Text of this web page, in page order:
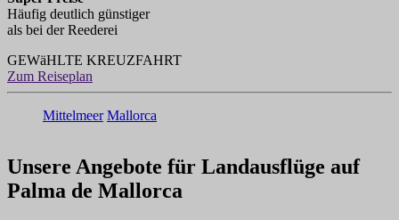
Häufig deutlich günstiger
als bei der Reederei
GEWäHLTE KREUZFAHRT
Zum Reiseplan
Mittelmeer Mallorca
Unsere Angebote für Landausflüge auf
Palma de Mallorca